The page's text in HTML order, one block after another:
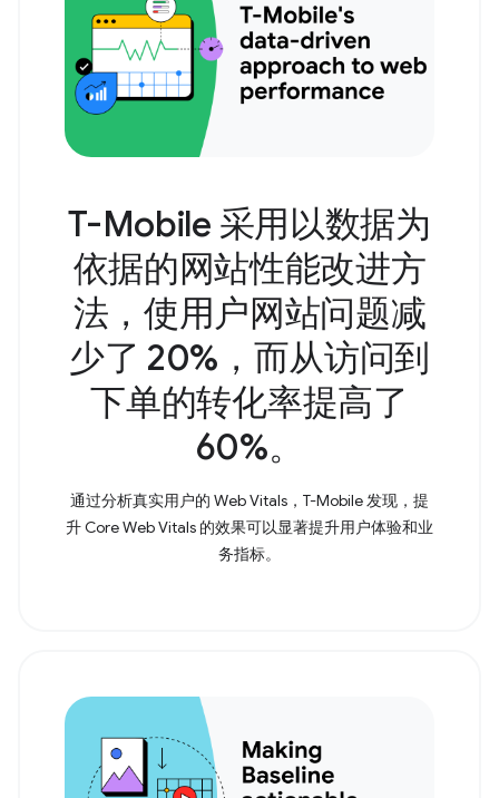
T-Mobile 采用以数据为
依据的网站性能改进方
法，使用户网站问题减
少了 20%，而从访问到
下单的转化率提高了
60%。
通过分析真实用户的 Web Vitals，T-Mobile 发现，提
升 Core Web Vitals 的效果可以显著提升用户体验和业
务指标。